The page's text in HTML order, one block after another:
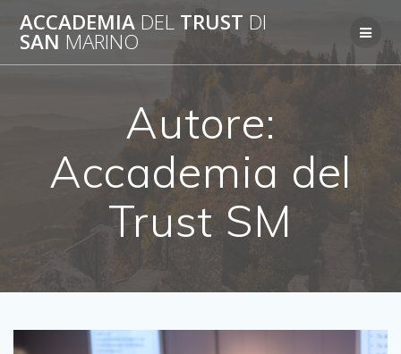
al
ACCADEMIA DEL TRUST DI
SAN MARINO
Autore:
Accademia del
Trust SM